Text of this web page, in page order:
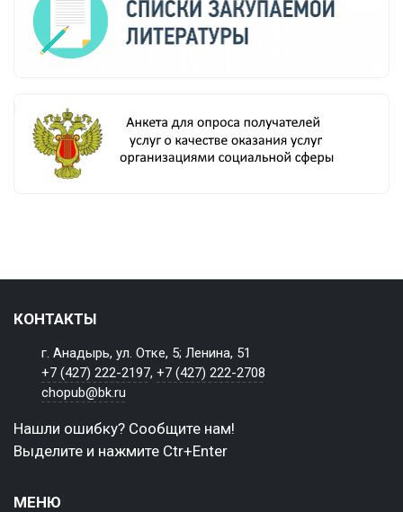
КОНТАКТЫ
г. Анадырь, ул. Отке, 5; Ленина, 51
+7 (427) 222-2197,+7 (427) 222-2708
chopub@bk.ru
Нашли ошибку? Сообщите нам!
Выделите и нажмите Ctr+Enter
МЕНЮ